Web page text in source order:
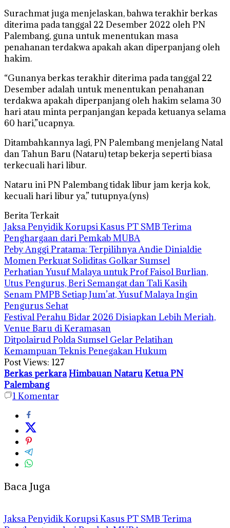
Surachmat juga menjelaskan, bahwa terakhir berkas
diterima pada tanggal 22 Desember 2022 oleh PN
Palembang, guna untuk menentukan masa
penahanan terdakwa apakah akan diperpanjang oleh
hakim.
“Gunanya berkas terakhir diterima pada tanggal 22
Desember adalah untuk menentukan penahanan
terdakwa apakah diperpanjang oleh hakim selama 30
hari atau minta perpanjangan kepada ketuanya selama
60 hari,”ucapnya.
Ditambahkannya lagi, PN Palembang menjelang Natal
dan Tahun Baru (Nataru) tetap bekerja seperti biasa
terkecuali hari libur.
Nataru ini PN Palembang tidak libur jam kerja kok,
kecuali hari libur ya,” tutupnya.(yns)
Berita Terkait
Jaksa Penyidik Korupsi Kasus PT SMB Terima
Penghargaan dari Pemkab MUBA
Peby Anggi Pratama: Terpilihnya Andie Dinialdie
Momen Perkuat Soliditas Golkar Sumsel
Perhatian Yusuf Malaya untuk Prof Faisol Burlian,
Utus Pengurus, Beri Semangat dan Tali Kasih
Senam PMPB Setiap Jum’at, Yusuf Malaya Ingin
Pengurus Sehat
Festival Perahu Bidar 2026 Disiapkan Lebih Meriah,
Venue Baru di Keramasan
Ditpolairud Polda Sumsel Gelar Pelatihan
Kemampuan Teknis Penegakan Hukum
Post Views: 127
Berkas perkaraHimbauan NataruKetua PN
Palembang
1Komentar
Baca Juga
Jaksa Penyidik Korupsi Kasus PT SMB Terima